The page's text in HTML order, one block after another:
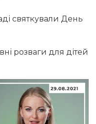
святкували День
розваги для дітей